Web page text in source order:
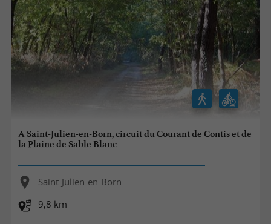
A Saint-Julien-en-Born, circuit du Courant de Contis et de
la Plaine de Sable Blanc
Saint-Julien-en-Born
9,8 km